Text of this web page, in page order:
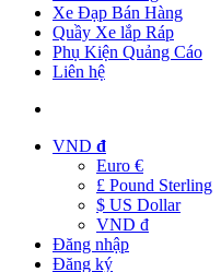
Xe Đạp Bán Hàng
Quầy Xe lắp Ráp
Phụ Kiện Quảng Cáo
Liên hệ
VND đ
Euro €
£ Pound Sterling
$ US Dollar
VND đ
Đăng nhập
Đăng ký